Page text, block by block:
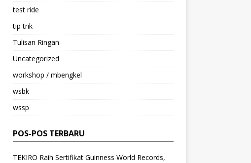
test ride
tip trik
Tulisan Ringan
Uncategorized
workshop / mbengkel
wsbk
wssp
POS-POS TERBARU
TEKIRO Raih Sertifikat Guinness World Records,